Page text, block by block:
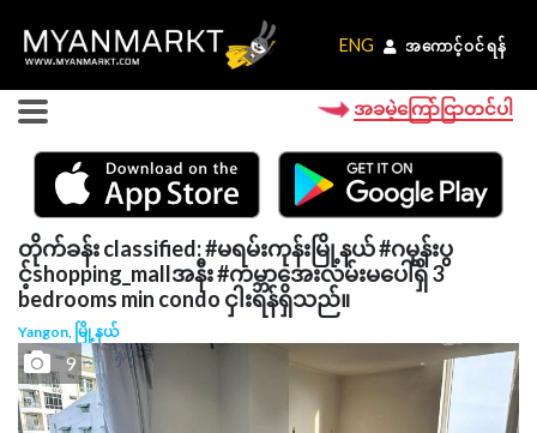
ENG အကောင့်ဝင်ရန်
ENG အကောင့်ဝင်ရန်
အခမဲ့ကြော်ငြာတင်ပါ
တိုက်ခန်း classified: #မရမ်းကုန်းမြို့နယ် #ဂမုန်းပွ
င့်shopping_mallအနီး #ကမ္ဘာအေးလမ်းမပေါ်ရှိ 3
bedrooms min condo ငှါးရန်ရှိသည်။
Yangon, မြို့နယ်
9